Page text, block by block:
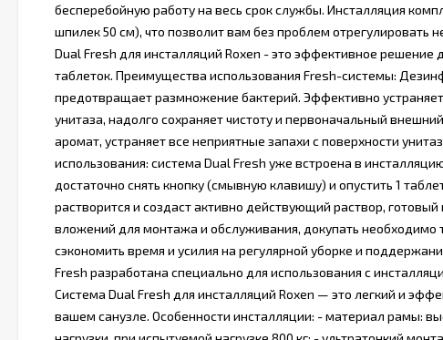
бесперебойную работу на весь срок службы. Инсталляция
шпилек 50 см), что позволит вам без проблем
Dual Fresh для инсталляций Roxen - это эффективное
таблеток. Преимущества использования Fresh-системы:
предотвращает размножение бактерий. Эффективно
унитаза, надолго сохраняет чистоту и первоначальный
аромат, устраняет все неприятные запахи с поверхности
использования: система Dual Fresh уже встроена в
достаточно снять кнопку (смывную клавишу) и опустить 1
растворится и создаст активно действующий раствор,
вложений для монтажа и обслуживания, докупать необходимо
сэкономить время и усилия на регулярной уборке и
Fresh разработана специально для использования с
Система Dual Fresh для инсталляций Roxen — это легкий и
вашем санузле. Особенности инсталляции: - материал рамы: